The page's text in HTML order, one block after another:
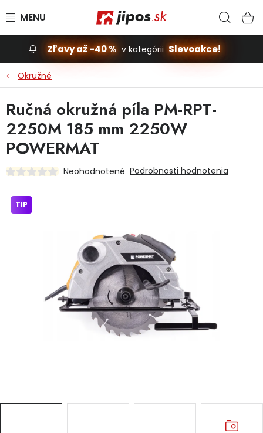
Slevoakce
Stavba, dom
Dielňa
Príslušenstvo pre automobily
Ochranné pracovné pomôcky
Zľavy až -40 % v kategórii Slevoakce!
Okružné
Ručná okružná píla PM-RPT-
2250M 185 mm 2250W
POWERMAT
Neohodnotené Podrobnosti hodnotenia
TIP